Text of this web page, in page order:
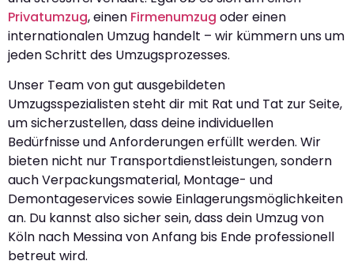
Privatumzug, einen Firmenumzug oder einen
internationalen Umzug handelt – wir kümmern uns um
jeden Schritt des Umzugsprozesses.
Unser Team von gut ausgebildeten
Umzugsspezialisten steht dir mit Rat und Tat zur Seite,
um sicherzustellen, dass deine individuellen
Bedürfnisse und Anforderungen erfüllt werden. Wir
bieten nicht nur Transportdienstleistungen, sondern
auch Verpackungsmaterial, Montage- und
Demontageservices sowie Einlagerungsmöglichkeiten
an. Du kannst also sicher sein, dass dein Umzug von
Köln nach Messina von Anfang bis Ende professionell
betreut wird.